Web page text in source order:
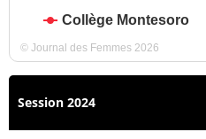
Collège Montesoro
© Journal des Femmes 2026
Session 2024